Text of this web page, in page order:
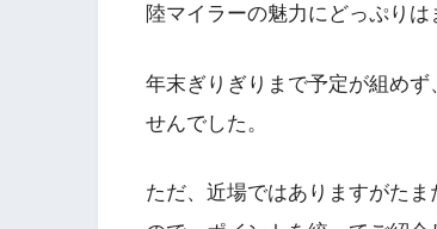
陸マイラーの魅力にどっぷり
年末ぎりぎりまで予定が組め
せんでした。
ただ、近場ではありますがた